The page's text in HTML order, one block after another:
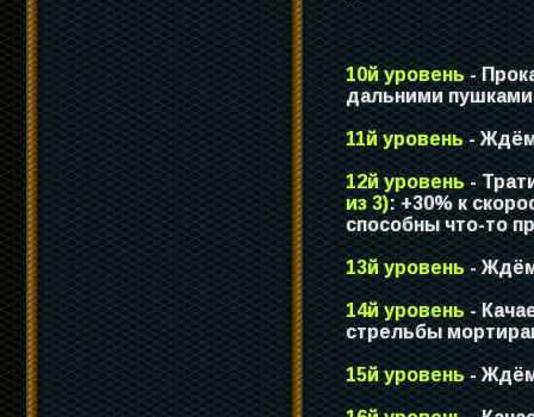
10й уровень-
дальними
11й уровень-
12й уровень-
из 3): +30% к
способны что-то
13й уровень -
14й уровень -
стрельбы
15й уровень-